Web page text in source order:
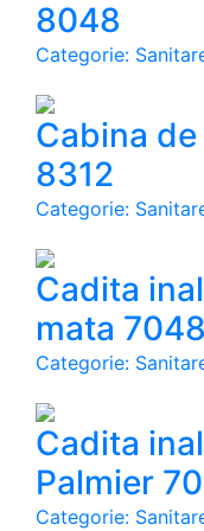
8048
Categorie:
Cabina
8312
Categorie:
Cadita
mata 7048
Categorie:
Cadita
Palmier
Categorie: